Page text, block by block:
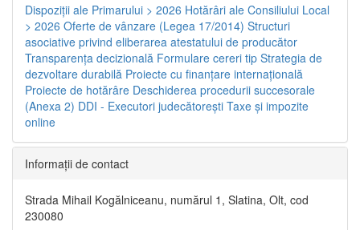
Dispoziţii ale Primarului > 2026 Hotărâri ale Consiliului Local
> 2026 Oferte de vânzare (Legea 17/2014) Structuri
asociative privind eliberarea atestatului de producător
Transparenţa decizională Formulare cereri tip Strategia de
dezvoltare durabilă Proiecte cu finanţare internaţională
Proiecte de hotărâre Deschiderea procedurii succesorale
(Anexa 2) DDI - Executori judecătorești Taxe şi impozite
online
Informaţii de contact
Strada Mihail Kogălniceanu, numărul 1, Slatina, Olt, cod
230080